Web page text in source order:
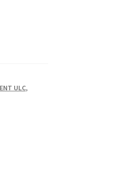
ULC,